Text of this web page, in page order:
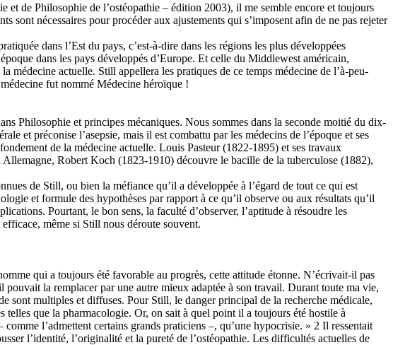
et de Philosophie de l’ostéopathie – édition 2003), il me semble encore et toujours
sont nécessaires pour procéder aux ajustements qui s’imposent afin de ne pas rejeter
dans l’Est du pays, c’est-à-dire dans les régions les plus développées
dans les pays développés d’Europe. Et celle du Middlewest américain,
médecine actuelle. Still appellera les pratiques de ce temps médecine de l’à-peu-
fut nommé Médecine héroïque !
Philosophie et principes mécaniques. Nous sommes dans la seconde moitié du dix-
et préconise l’asepsie, mais il est combattu par les médecins de l’époque et ses
de la médecine actuelle. Louis Pasteur (1822-1895) et ses travaux
Robert Koch (1823-1910) découvre le bacille de la tuberculose (1882),
de Still, ou bien la méfiance qu’il a développée à l’égard de tout ce qui est
et formule des hypothèses par rapport à ce qu’il observe ou aux résultats qu’il
Pourtant, le bon sens, la faculté d’observer, l’aptitude à résoudre les
même si Still nous déroute souvent.
qui a toujours été favorable au progrès, cette attitude étonne. N’écrivait-il pas
la remplacer par une autre mieux adaptée à son travail. Durant toute ma vie,
sont multiples et diffuses. Pour Still, le danger principal de la recherche médicale,
que la pharmacologie. Or, on sait à quel point il a toujours été hostile à
l’admettent certains grands praticiens –, qu’une hypocrisie. » 2 Il ressentait
l’identité, l’originalité et la pureté de l’ostéopathie. Les difficultés actuelles de